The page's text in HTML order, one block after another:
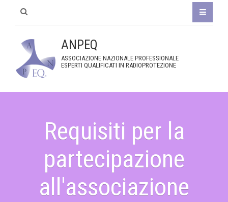
ANPEQ
ASSOCIAZIONE NAZIONALE PROFESSIONALE
ESPERTI QUALIFICATI IN RADIOPROTEZIONE
Requisiti per la
partecipazione
all'associazione